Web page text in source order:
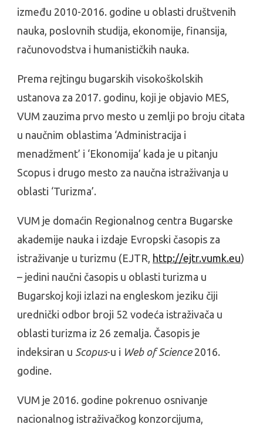
između 2010-2016. godine u oblasti društvenih
nauka, poslovnih studija, ekonomije, finansija,
računovodstva i humanističkih nauka.
Prema rejtingu bugarskih visokoškolskih
ustanova za 2017. godinu, koji je objavio MES,
VUM zauzima prvo mesto u zemlji po broju citata
u naučnim oblastima ‘Administracija i
menadžment’ i ‘Ekonomija’ kada je u pitanju
Scopus i drugo mesto za naučna istraživanja u
oblasti ‘Turizma’.
VUM je domaćin Regionalnog centra Bugarske
akademije nauka i izdaje Evropski časopis za
istraživanje u turizmu (EJTR, http://ejtr.vumk.eu)
– jedini naučni časopis u oblasti turizma u
Bugarskoj koji izlazi na engleskom jeziku čiji
urednički odbor broji 52 vodeća istraživača u
oblasti turizma iz 26 zemalja. Časopis je
indeksiran u Scopus-u i Web of Science2016.
godine.
VUM je 2016. godine pokrenuo osnivanje
nacionalnog istraživačkog konzorcijuma,